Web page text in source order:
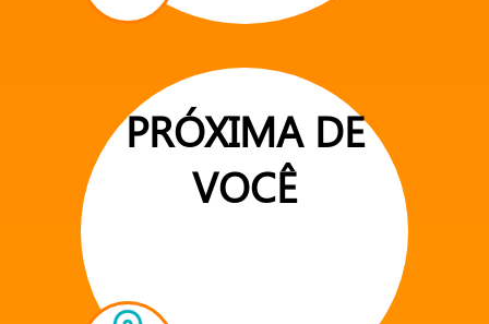
PRÓXIMA DE
VOCÊ